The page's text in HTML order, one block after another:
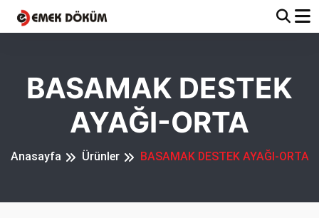
BASAMAK DESTEK
AYAĞI-ORTA
Anasayfa Ürünler BASAMAK DESTEK AYAĞI-ORTA